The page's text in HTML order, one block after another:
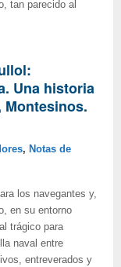
tan parecido al
Una historia
Montesinos.
, Notas de
los navegantes y,
en su entorno
trágico para
naval entre
entreverados y